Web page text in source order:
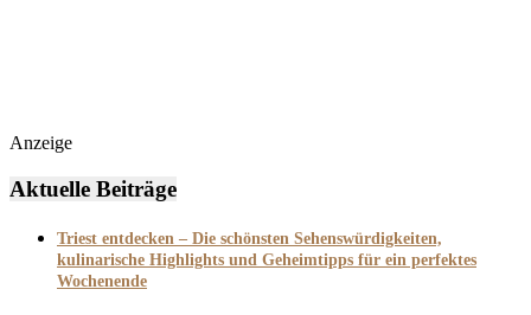
Anzeige
Aktuelle Beiträge
Triest entdecken – Die schönsten Sehenswürdigkeiten,
kulinarische Highlights und Geheimtipps für ein perfektes
Wochenende